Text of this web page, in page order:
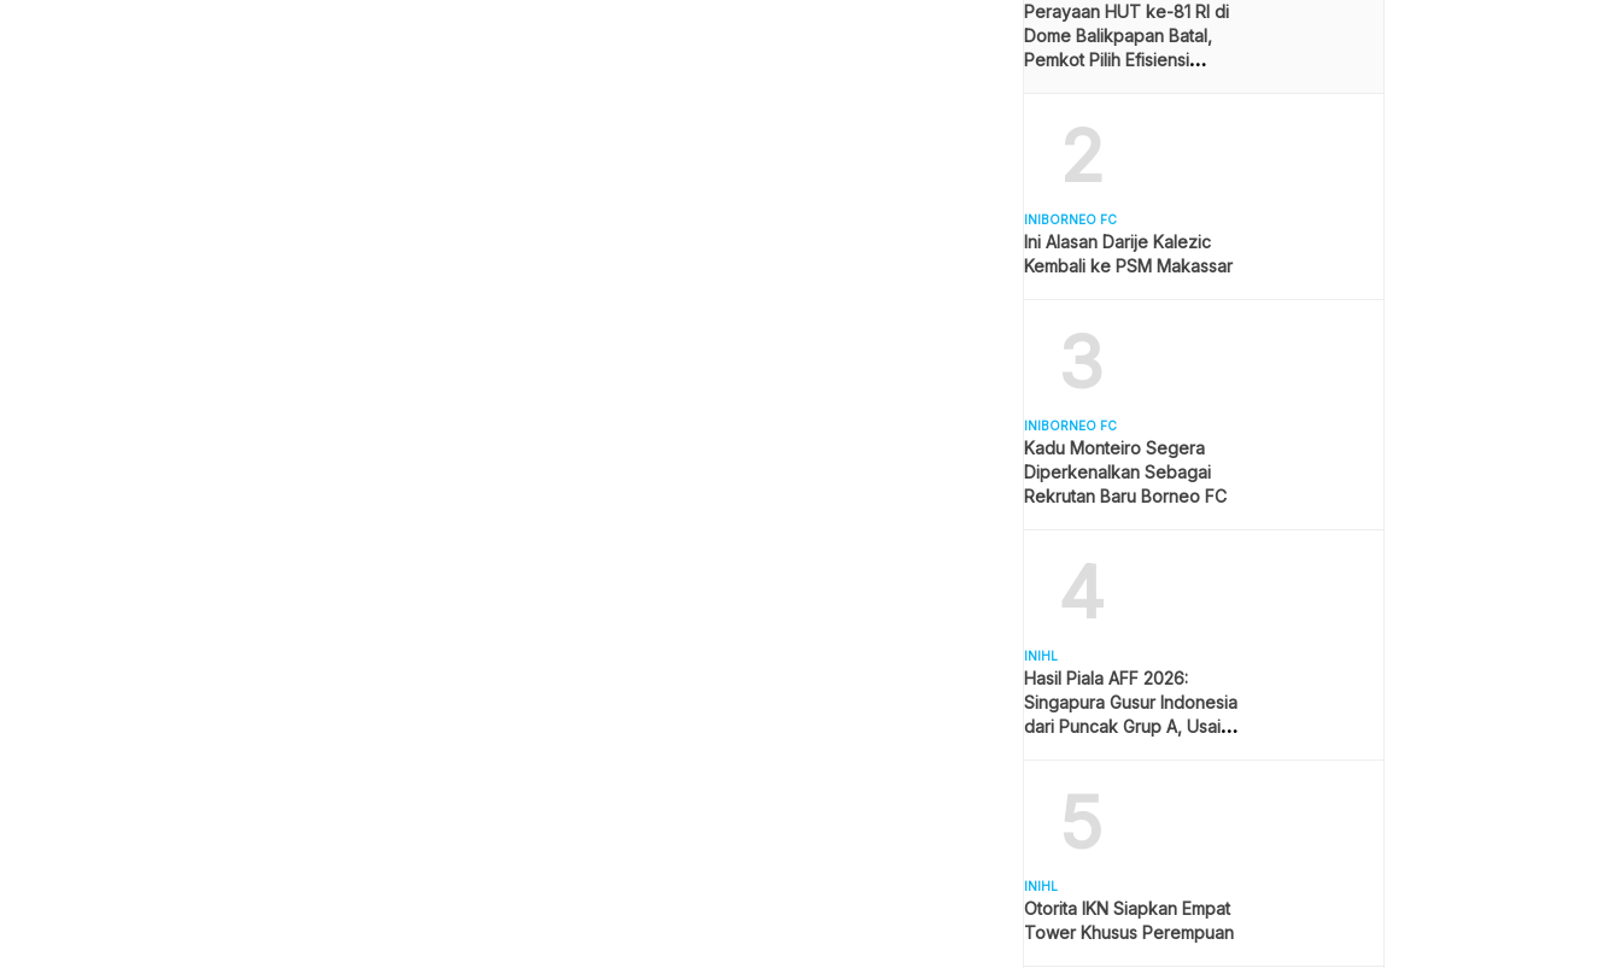
Perayaan HUT ke-81 RI di
Dome Balikpapan Batal,
Pemkot Pilih Efisiensi
2
INIBORNEO FC
Ini Alasan Darije Kalezic
Kembali ke PSM Makassar
3
INIBORNEO FC
Kadu Monteiro Segera
Diperkenalkan Sebagai
Rekrutan Baru Borneo FC
4
INIHL
Hasil Piala AFF 2026:
Singapura Gusur Indonesia
dari Puncak Grup A, Usai
5
INIHL
Otorita IKN Siapkan Empat
Tower Khusus Perempuan